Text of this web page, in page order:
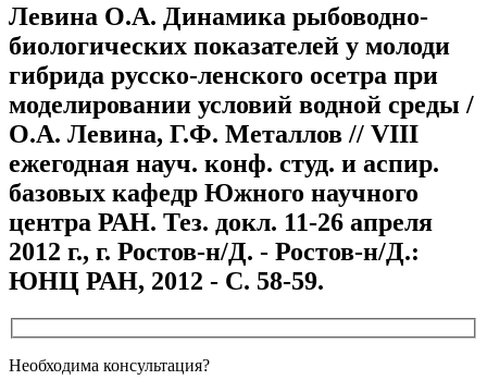
Левина О.А. Динамика рыбоводно-
биологических показателей у молоди
гибрида русско-ленского осетра при
моделировании условий водной среды /
О.А. Левина, Г.Ф. Металлов // VIII
ежегодная науч. конф. студ. и аспир.
базовых кафедр Южного научного
центра РАН. Тез. докл. 11-26 апреля
2012 г., г. Ростов-н/Д. - Ростов-н/Д.:
ЮНЦ РАН, 2012 - С. 58-59.
Необходима консультация?